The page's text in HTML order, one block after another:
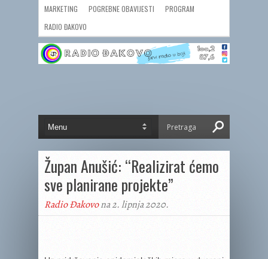
MARKETING POGREBNE OBAVIJESTI
PROGRAM
RADIO ĐAKOVO
Župan Anušić: “Realizirat ćemo
sve planirane projekte”
Radio Đakovona 2. lipnja 2020.